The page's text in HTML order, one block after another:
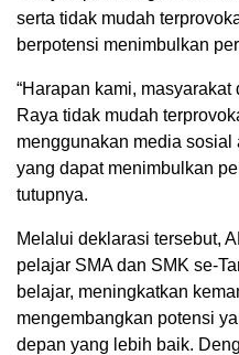
serta tidak mudah
berpotensi menimbulkan
“Harapan kami,
Raya tidak mudah
menggunakan media
yang dapat menimbulkan
tutupnya.
Melalui deklarasi tersebut,
pelajar SMA dan SMK se-
belajar, meningkatkan
mengembangkan potensi
depan yang lebih baik.